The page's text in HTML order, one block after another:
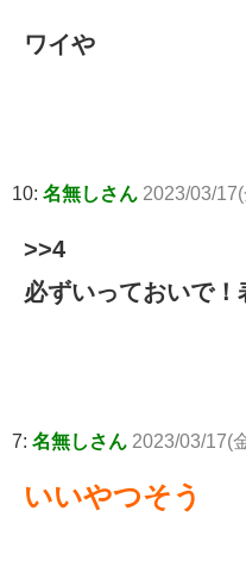
ワイや
10: 名無しさん 2023/03/
>>4
必ずいっておいで
7: 名無しさん 2023/03/17(
いいやつそう